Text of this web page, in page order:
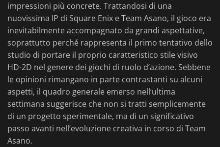
impressioni più concrete. Trattandosi di una
nuovissima IP di Square Enix e Team Asano, il gioco era
inevitabilmente accompagnato da grandi aspettative,
soprattutto perché rappresenta il primo tentativo dello
studio di portare il proprio caratteristico stile visivo
HD-2D nel genere dei giochi di ruolo d’azione. Sebbene
le opinioni rimangano in parte contrastanti su alcuni
aspetti, il quadro generale emerso nell’ultima
settimana suggerisce che non si tratti semplicemente
di un progetto sperimentale, ma di un significativo
passo avanti nell’evoluzione creativa in corso di Team
Asano.